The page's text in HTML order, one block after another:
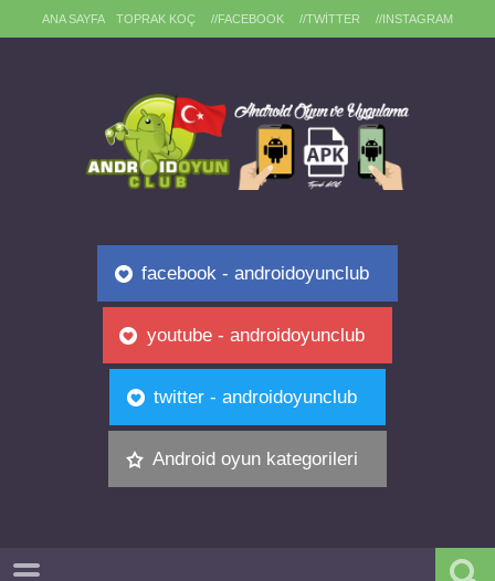
ANA SAYFA TOPRAK KOÇ //FACEBOOK //TWITTER //INSTAGRAM
facebook - androidoyunclub
youtube - androidoyunclub
twitter - androidoyunclub
Android oyun kategorileri